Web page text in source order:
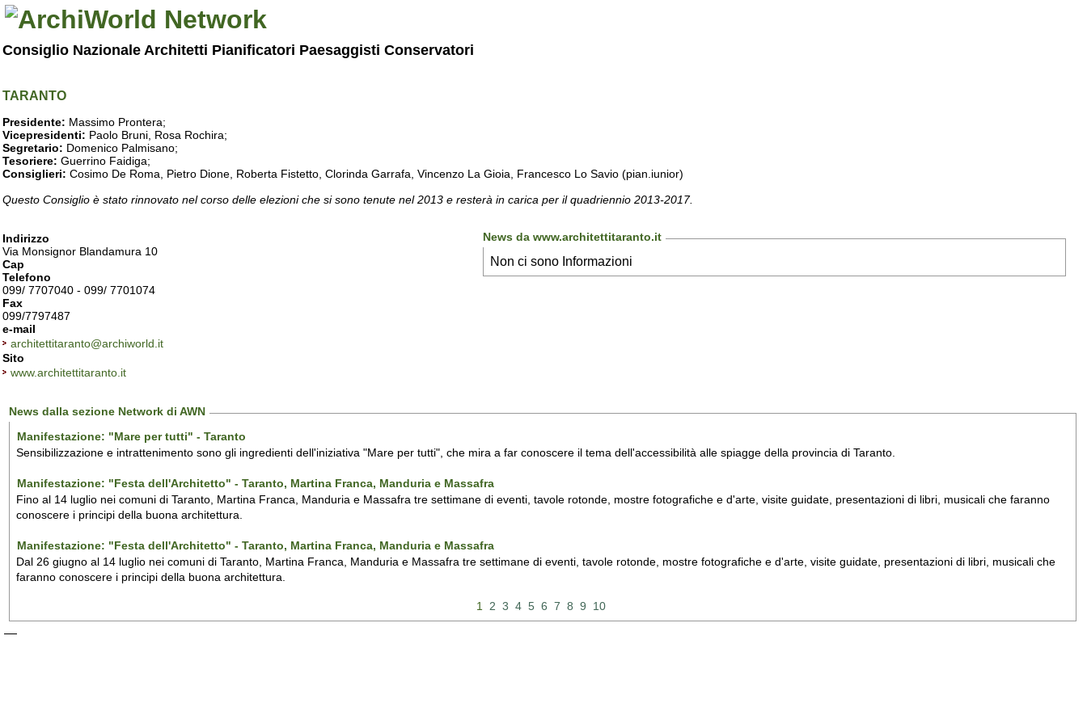
Consiglio Nazionale Architetti Pianificatori Paesaggisti Conservatori
TARANTO
Presidente: Massimo Prontera;
Vicepresidenti: Paolo Bruni, Rosa Rochira;
Segretario: Domenico Palmisano;
Tesoriere: Guerrino Faidiga;
Consiglieri: Cosimo De Roma, Pietro Dione, Roberta Fistetto, Clorinda Garrafa, Vincenzo La Gioia, Francesco Lo Savio (pian.iunior)
Questo Consiglio è stato rinnovato nel corso delle elezioni che si sono tenute nel 2013 e resterà in carica per il quadriennio 2013-2017.
Indirizzo
Via Monsignor Blandamura 10
Cap
Telefono
099/ 7707040 - 099/ 7701074
Fax
099/7797487
e-mail
architettitaranto@archiworld.it
Sito
www.architettitaranto.it
News da www.architettitaranto.it
Non ci sono Informazioni
News dalla sezione Network di AWN
Manifestazione: "Mare per tutti" - Taranto
Sensibilizzazione e intrattenimento sono gli ingredienti dell'iniziativa "Mare per tutti", che mira a far conoscere il tema dell'accessibilità alle spiagge della provincia di Taranto.
Manifestazione: "Festa dell'Architetto" - Taranto, Martina Franca, Manduria e Massafra
Fino al 14 luglio nei comuni di Taranto, Martina Franca, Manduria e Massafra tre settimane di eventi, tavole rotonde, mostre fotografiche e d'arte, visite guidate, presentazioni di libri, musicali che faranno
conoscere i principi della buona architettura.
Manifestazione: "Festa dell'Architetto" - Taranto, Martina Franca, Manduria e Massafra
Dal 26 giugno al 14 luglio nei comuni di Taranto, Martina Franca, Manduria e Massafra tre settimane di eventi, tavole rotonde, mostre fotografiche e d'arte, visite guidate, presentazioni di libri, musicali che
faranno conoscere i principi della buona architettura.
1 2 3 4 5 6 7 8 9 10